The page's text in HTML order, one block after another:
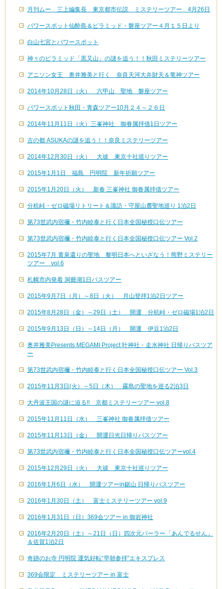
月刊ムー 三上編集長 東京都市伝説 ミステリーツアー 4月26日
パワースポット仙酔島＆ピラミッド・磐座ツアー４月１５日より
白山七宮とパワースポット
神々のピラミッド「黒又山」の謎を追う！！秋田ミステリーツアー
アニソン女王 奥井雅美と行く 奈良天河大弁財天＆竜神ツアー
2014年10月28日（火） 六甲山 聖地 磐座ツアー
パワースポット秋田・青森ツアー10月２４～２６日
2014年11月11日（火）三峯神社 御眷属拝借1日ツアー
古の都 ASUKAの謎を追う！！奈良ミステリーツアー
2014年12月30日（火） 大祓 東京十社巡りツアー
2015年1月1日 福島 円明院 新年祈願ツアー
2015年1月20日（火） 新春 三峯神社 御眷属拝借ツアー
分杭峠・ゼロ磁場リトリート＆諏訪・守屋山麓聖地巡り 1泊2日
第73世武内宿禰・竹内睦泰と行く日本全国秘授口伝ツアー
第73世武内宿禰・竹内睦泰と行く日本全国秘授口伝ツアー Vol.2
2015年7月 黄泉還りの聖地 黎明日本へといざなう！熊野ミステリー
ツアー vol.6
札幌市内発着 洞爺湖1日バスツアー
2015年9月7日（月）～8日（火） 月山登拝1泊2日ツアー
2015年8月28日（金）～29日（土） 開運 分杭峠・ゼロ磁場1泊2日
2015年9月13日（日）～14日（月） 開運 伊豆1泊2日
奥井雅美Presents MEGAMI Project 叶神社・走水神社 日帰りバスツア
ー
第73世武内宿禰・竹内睦泰と行く日本全国秘授口伝ツアー Vol.3
2015年11月3日(火）～5日（木） 霧島の聖地を巡る2泊3日
大丹波王国の謎に迫る!! 京都ミステリーツアー vol.8
2015年11月11日（水） 三峯神社 御眷属拝借ツアー
2015年11月13日（金） 開運日光日帰りバスツアー
第73世武内宿禰・竹内睦泰と行く日本全国秘授口伝ツアーvol.4
2015年12月29日（火） 大祓 東京十社巡りツアー
2016年1月6日（水） 開運ツアーin鋸山 日帰りバスツアー
2016年1月30日（土） 富士ミステリーツアー vol.9
2016年1月31日（日）369会ツアー in 御岩神社
2016年2月20日（土）～21日（日）四次元パーラー「あんでるせん」
＆佐賀1泊2日
奇跡のお寺 円明院 運気好転“早朝参拝”エキスプレス
369会限定 ミステリーツアー in 富士